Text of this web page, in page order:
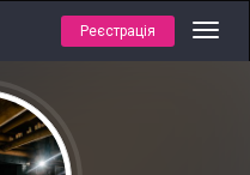
Реєстрація